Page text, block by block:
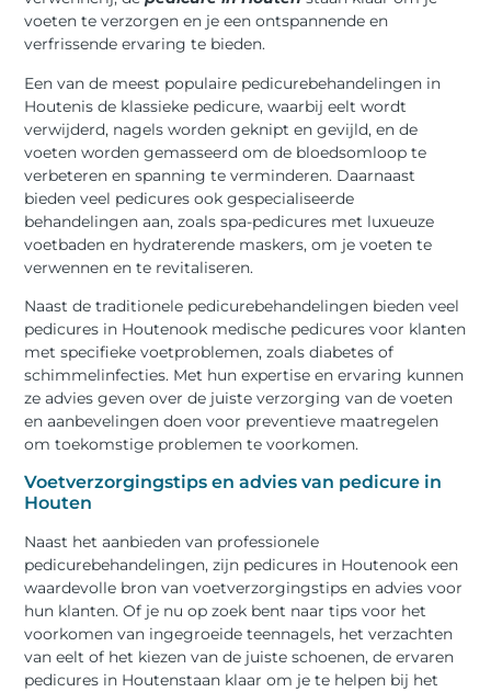
voeten te verzorgen en je een ontspannende en
verfrissende ervaring te bieden.
Een van de meest populaire pedicurebehandelingen in
Houtenis de klassieke pedicure, waarbij eelt wordt
verwijderd, nagels worden geknipt en gevijld, en de
voeten worden gemasseerd om de bloedsomloop te
verbeteren en spanning te verminderen. Daarnaast
bieden veel pedicures ook gespecialiseerde
behandelingen aan, zoals spa-pedicures met luxueuze
voetbaden en hydraterende maskers, om je voeten te
verwennen en te revitaliseren.
Naast de traditionele pedicurebehandelingen bieden veel
pedicures in Houtenook medische pedicures voor klanten
met specifieke voetproblemen, zoals diabetes of
schimmelinfecties. Met hun expertise en ervaring kunnen
ze advies geven over de juiste verzorging van de voeten
en aanbevelingen doen voor preventieve maatregelen
om toekomstige problemen te voorkomen.
Voetverzorgingstips en advies van pedicure in
Houten
Naast het aanbieden van professionele
pedicurebehandelingen, zijn pedicures in Houtenook een
waardevolle bron van voetverzorgingstips en advies voor
hun klanten. Of je nu op zoek bent naar tips voor het
voorkomen van ingegroeide teennagels, het verzachten
van eelt of het kiezen van de juiste schoenen, de ervaren
pedicures in Houtenstaan klaar om je te helpen bij het